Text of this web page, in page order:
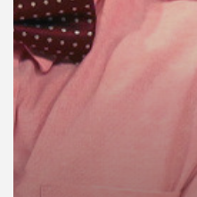
เกี่ยว
กับ
เรา
เครือ
ข่าย
วิทยุ